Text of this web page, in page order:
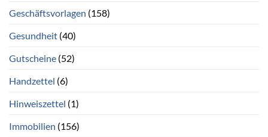
Geschäftsvorlagen (158)
Gesundheit (40)
Gutscheine (52)
Handzettel (6)
Hinweiszettel (1)
Immobilien (156)